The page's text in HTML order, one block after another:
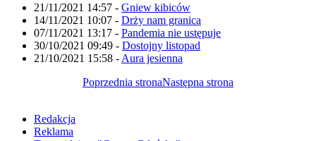
21/11/2021 14:57 - Gniew kibiców
14/11/2021 10:07 - Drży nam granica
07/11/2021 13:17 - Pandemia nie ustępuje
30/10/2021 09:49 - Dostojny listopad
21/10/2021 15:58 - Aura jesienna
Poprzednia stronaNastępna strona
Redakcja
Reklama